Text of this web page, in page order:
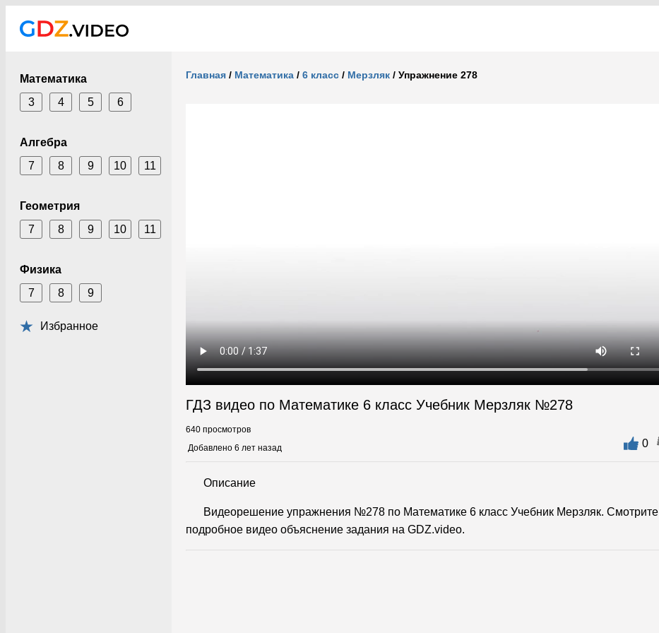
Математика
3
4 5 6
Алгебра
7
8 9 10 11
Геометрия
7
8 9 10 11
Физика
7
8 9
Избранное
Главная / Математика / 6 класс / Мерзляк / Упражнение 278
ГДЗ видео по Математике 6 класс Учебник Мерзляк №278
640 просмотров
Добавлено 6 лет назад
0
Описание
Видеорешение упражнения №278 по Математике 6 класс Учебник Мерзляк. Смотрите
подробное видео объяснение задания на GDZ.video.